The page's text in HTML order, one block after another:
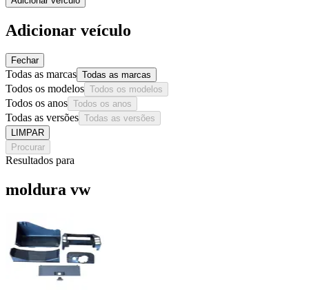
Adicionar veículo
Fechar
Todas as marcas Todas as marcas
Todos os modelos Todos os modelos
Todos os anos Todos os anos
Todas as versões Todas as versões
LIMPAR
Procurar
Resultados para
moldura vw